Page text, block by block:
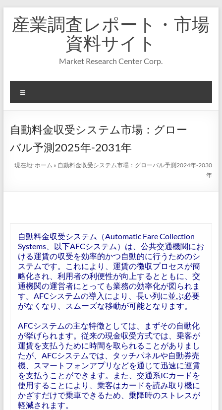
キ
プ
産業調査レポート・市場
資料サイト
Market Research Center Corp.
ニ
ー
自動料金収受システム市場：グロー
バル予測2025年-2031年
現在地:ホーム » 自動料金収受システム市場：グローバル予測2024年-2030
年
自動料金収受システム（Automatic Fare Collection
Systems、以下AFCシステム）は、公共交通機関にお
ける運賃の収受を効率的かつ自動的に行うためのシ
ステムです。これにより、運賃の徴収プロセスが簡
略化され、利用者の利便性が向上するとともに、交
通機関の運営者にとっても業務の効率化が図られま
す。AFCシステムの導入により、長い列に並ぶ必要
がなくなり、スムーズな移動が可能となります。
AFCシステムの主な特徴としては、まずその自動化
が挙げられます。従来の現金収受方式では、乗客が
運賃を支払うために時間を取られることがありまし
たが、AFCシステムでは、タッチパネルや自動券売
機、スマートフォンアプリなどを通じて迅速に運賃
を支払うことができます。また、交通系ICカードを
使用することにより、乗客はカードを読み取り機に
かざすだけで乗車できるため、乗降時のストレスが
軽減されます。